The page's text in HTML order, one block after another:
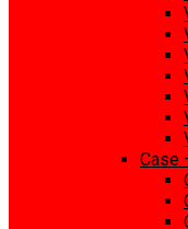
Case